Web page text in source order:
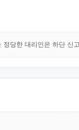
당한 대리인은 하단 신